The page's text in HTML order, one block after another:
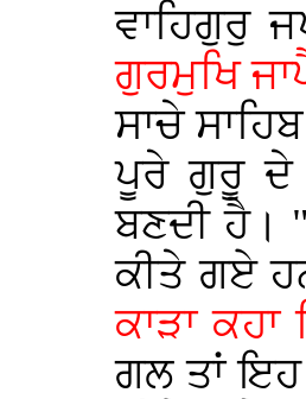
ਵਾਹਿਗੁਰੁ
ਗੁਰਮੁਖਿ
ਸਾਚੇ
ਪੂਰੇ ਗੁਰੂ ਦੇ
ਬਣਦੀ ਹੈ।
ਕੀਤੇ ਗਏ
ਕਾੜਾ
ਗਲ ਤਾਂ